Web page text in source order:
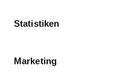
Statistiken
Marketing